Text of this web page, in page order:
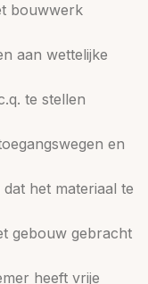
bouwwerk
aan wettelijke
te stellen
en
het materiaal te
gebouw gebracht
heeft vrije